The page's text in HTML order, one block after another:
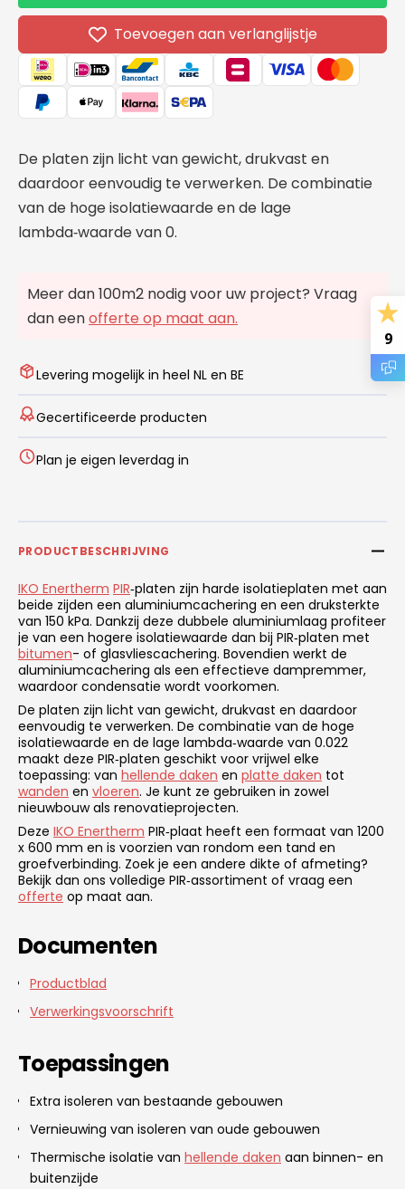
Enertherm
Isolatieplaat
1200x600x100mm
TG
Toevoegen aan verlanglijstje
De platen zijn licht van gewicht, drukvast en
daardoor eenvoudig te verwerken. De combinatie
van de hoge isolatiewaarde en de lage
lambda‑waarde van 0.
Meer dan 100m2 nodig voor uw project? Vraag
dan eenofferte op maat aan.
Levering mogelijk in heel NL en BE
Gecertificeerde producten
Plan je eigen leverdag in
PRODUCTBESCHRIJVING
IKO Enertherm PIR‑platen zijn harde isolatieplaten met aan
beide zijden een aluminiumcachering en een druksterkte
van 150 kPa. Dankzij deze dubbele aluminiumlaag profiteer
je van een hogere isolatiewaarde dan bij PIR‑platen met
bitumen- of glasvliescachering. Bovendien werkt de
aluminiumcachering als een effectieve dampremmer,
waardoor condensatie wordt voorkomen.
De platen zijn licht van gewicht, drukvast en daardoor
eenvoudig te verwerken. De combinatie van de hoge
isolatiewaarde en de lage lambda‑waarde van 0.022
maakt deze PIR‑platen geschikt voor vrijwel elke
toepassing: van hellende daken en platte daken tot
wanden en vloeren. Je kunt ze gebruiken in zowel
nieuwbouw als renovatieprojecten.
Deze IKO Enertherm PIR‑plaat heeft een formaat van 1200
x 600 mm en is voorzien van rondom een tand en
groefverbinding. Zoek je een andere dikte of afmeting?
Bekijk dan ons volledige PIR‑assortiment of vraag een
offerte op maat aan.
Documenten
Productblad
Verwerkingsvoorschrift
Toepassingen
Extra isoleren van bestaande gebouwen
Vernieuwing van isoleren van oude gebouwen
Thermische isolatie van hellende daken aan binnen- en
buitenzijde
9